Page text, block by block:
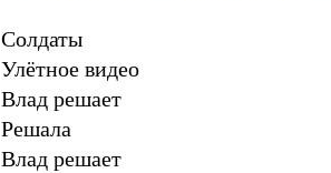
Солдаты
Улётное видео
Влад решает
Решала
Влад решает